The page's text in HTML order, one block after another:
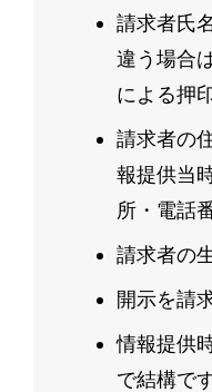
請求者氏
違う場合
による押
請求者の
報提供当
所・電話
請求者の
開示を請
情報提供
で結構です